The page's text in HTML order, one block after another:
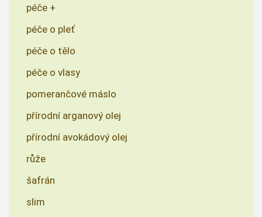
péče +
péče o pleť
péče o tělo
péče o vlasy
pomerančové máslo
přírodní arganový olej
přírodní avokádový olej
růže
šafrán
slim